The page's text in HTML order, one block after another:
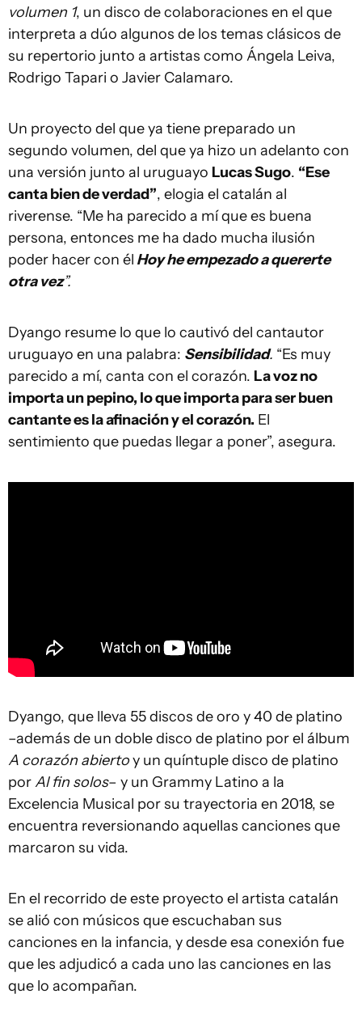
volumen 1, un disco de colaboraciones en el que
interpreta a dúo algunos de los temas clásicos de
su repertorio junto a artistas como Ángela Leiva,
Rodrigo Tapari o Javier Calamaro.
Un proyecto del que ya tiene preparado un
segundo volumen, del que ya hizo un adelanto con
una versión junto al uruguayo Lucas Sugo. “Ese
canta bien de verdad”, elogia el catalán al
riverense. “Me ha parecido a mí que es buena
persona, entonces me ha dado mucha ilusión
poder hacer con él Hoy he empezado a quererte
otra vez”.
Dyango resume lo que lo cautivó del cantautor
uruguayo en una palabra: Sensibilidad. “Es muy
parecido a mí, canta con el corazón. La voz no
importa un pepino, lo que importa para ser buen
cantante es la afinación y el corazón. El
sentimiento que puedas llegar a poner”, asegura.
Dyango, que lleva 55 discos de oro y 40 de platino
–además de un doble disco de platino por el álbum
A corazón abiertoy un quíntuple disco de platino
porAl fin solos– y un Grammy Latino a la
Excelencia Musical por su trayectoria en 2018, se
encuentra reversionando aquellas canciones que
marcaron su vida.
En el recorrido de este proyecto el artista catalán
se alió con músicos que escuchaban sus
canciones en la infancia, y desde esa conexión fue
que les adjudicó a cada uno las canciones en las
que lo acompañan.